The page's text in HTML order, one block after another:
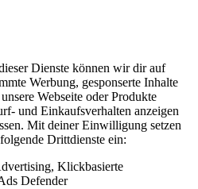
Dienste können wir dir auf
Werbung, gesponserte Inhalte
Webseite oder Produkte
und Einkaufsverhalten anzeigen
Mit deiner Einwilligung setzen
Drittdienste ein:
Klickbasierte
Defender